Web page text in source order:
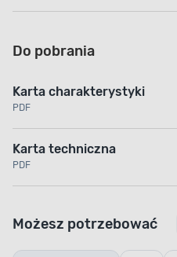
Do pobrania
Karta charakterystyki
PDF
Karta techniczna
PDF
Możesz potrzebować